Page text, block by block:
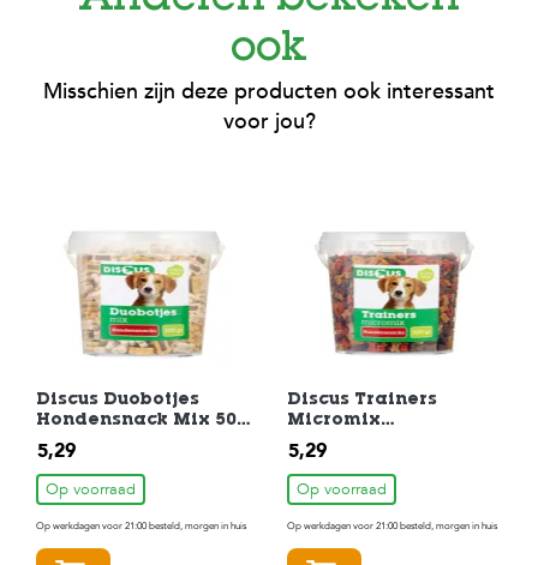
ook
Misschien zijn deze producten ook interessant
voor jou?
Discus Duobotjes
Hondensnack Mix 500
gr
5,29
Op voorraad
Op werkdagen voor 21:00 besteld, morgen in huis
Discus Trainers
Micromix
Hondensnack 500 gr
5,29
Op voorraad
Op werkdagen voor 21:00 besteld, morgen in huis